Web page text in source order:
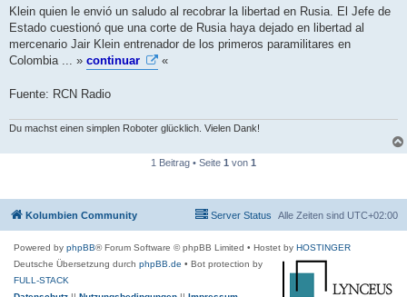
r
a
Klein quien le envió un saludo al recobrar la libertad en Rusia. El Jefe de
Estado cuestionó que una corte de Rusia haya dejado en libertad al
mercenario Jair Klein entrenador de los primeros paramilitares en
Colombia ... » continuar «
Fuente: RCN Radio
Du machst einen simplen Roboter glücklich. Vielen Dank!
1 Beitrag • Seite 1 von 1
Kolumbien Community Alle Zeiten sind UTC+02:00
Server Status
Powered by phpBB® Forum Software © phpBB Limited • Hostet by HOSTINGER
Deutsche Übersetzung durch phpBB.de • Bot protection by
FULL-STACK